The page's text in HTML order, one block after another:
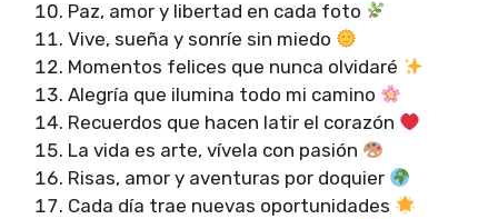
Paz, amor y libertad en cada foto
Vive, sueña y sonríe sin miedo
Momentos felices que nunca olvidaré
Alegría que ilumina todo mi camino
Recuerdos que hacen latir el corazón
La vida es arte, vívela con pasión
Risas, amor y aventuras por doquier
Cada día trae nuevas oportunidades